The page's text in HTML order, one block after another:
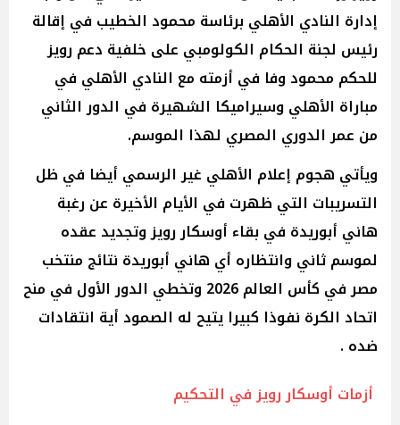
إدارة النادي الأهلي برئاسة محمود الخطيب في إقالة
رئيس لجنة الحكام الكولومبي على خلفية دعم رويز
للحكم محمود وفا في أزمته مع النادي الأهلي في
مباراة الأهلي وسيراميكا الشهيرة في الدور الثاني
من عمر الدوري المصري لهذا الموسم.
ويأتي هجوم إعلام الأهلي غير الرسمي أيضا في ظل
التسريبات التي ظهرت في الأيام الأخيرة عن رغبة
هاني أبوريدة في بقاء أوسكار رويز وتجديد عقده
لموسم ثاني وانتظاره أي هاني أبوريدة نتائج منتخب
مصر في كأس العالم 2026 وتخطي الدور الأول في منح
اتحاد الكرة نفوذا كبيرا يتيح له الصمود أية انتقادات
ضده .
أزمات أوسكار رويز في التحكيم